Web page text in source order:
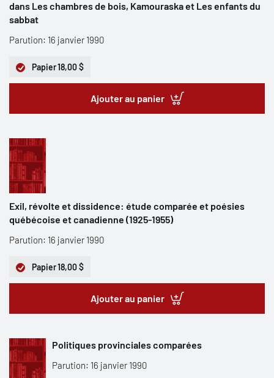
dans Les chambres de bois, Kamouraska et Les enfants du
sabbat
Parution: 16 janvier 1990
Papier18,00 $
Ajouter au panier
Exil, révolte et dissidence: étude comparée et poésies
québécoise et canadienne (1925-1955)
Parution: 16 janvier 1990
Papier18,00 $
Ajouter au panier
Politiques provinciales comparées
Parution: 16 janvier 1990